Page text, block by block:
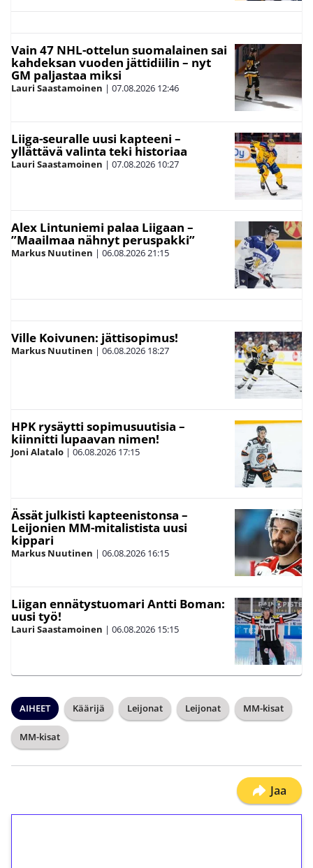
Vain 47 NHL-ottelun suomalainen sai
kahdeksan vuoden jättidiilin – nyt
GM paljastaa miksi
Lauri Saastamoinen | 07.08.2026 12:46
Liiga-seuralle uusi kapteeni –
yllättävä valinta teki historiaa
Lauri Saastamoinen | 07.08.2026 10:27
Alex Lintuniemi palaa Liigaan –
”Maailmaa nähnyt peruspakki”
Markus Nuutinen | 06.08.202621:15
Ville Koivunen: jättisopimus!
Markus Nuutinen | 06.08.2026 18:27
HPK rysäytti sopimusuutisia –
kiinnitti lupaavan nimen!
Joni Alatalo | 06.08.2026 17:15
Ässät julkisti kapteenistonsa –
Leijonien MM-mitalistista uusi
kippari
Markus Nuutinen | 06.08.2026 16:15
Liigan ennätystuomari Antti Boman:
uusi työ!
Lauri Saastamoinen | 06.08.2026 15:15
AIHEET Käärijä Leijonat Leijonat MM-kisat
MM-kisat
Jaa